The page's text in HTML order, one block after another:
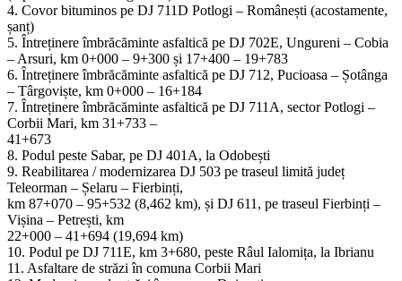
4. Covor bituminos pe DJ 711D Potlogi – Românești (acostamente,
șanț)
5. Întreținere îmbrăcăminte asfaltică pe DJ 702E, Ungureni – Cobia
– Arsuri, km 0+000 – 9+300 și 17+400 – 19+783
6. Întreținere îmbrăcăminte asfaltică pe DJ 712, Pucioasa – Șotânga
– Târgoviște, km 0+000 – 16+184
7. Întreținere îmbrăcăminte asfaltică pe DJ 711A, sector Potlogi –
Corbii Mari, km 31+733 –
41+673
8. Podul peste Sabar, pe DJ 401A, la Odobești
9. Reabilitarea / modernizarea DJ 503 pe traseul limită județ
Teleorman – Șelaru – Fierbinți,
km 87+070 – 95+532 (8,462 km), și DJ 611, pe traseul Fierbinți –
Vișina – Petrești, km
22+000 – 41+694 (19,694 km)
10. Podul pe DJ 711E, km 3+680, peste Râul Ialomița, la Ibrianu
11. Asfaltare de străzi în comuna Corbii Mari